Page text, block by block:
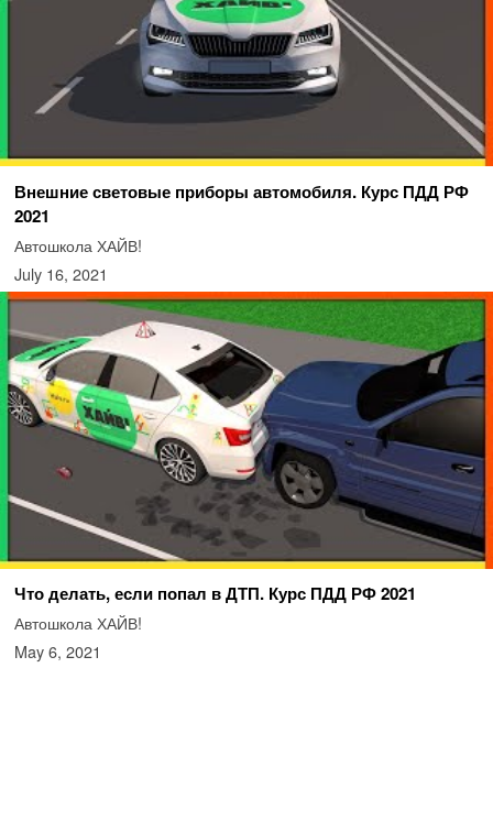
Внешние световые приборы автомобиля. Курс ПДД РФ
2021
Автошкола ХАЙВ!
July 16, 2021
Что делать, если попал в ДТП. Курс ПДД РФ 2021
Автошкола ХАЙВ!
May 6, 2021